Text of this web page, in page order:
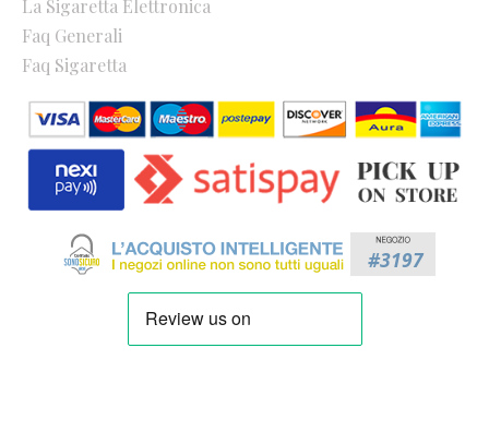
La Sigaretta Elettronica
Faq Generali
Faq Sigaretta